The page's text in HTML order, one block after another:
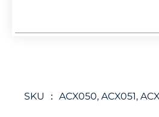
SKU ： ACX050, ACX051,